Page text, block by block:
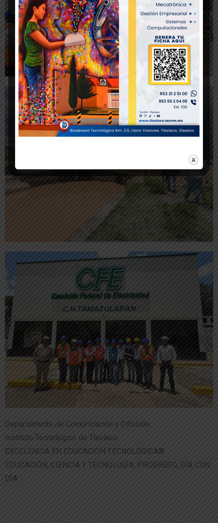
Departamento de Comunicación y Difusión.
Instituto Tecnológico de Tlaxiaco
EXCELENCIA EN EDUCACIÓN TECNOLÓGICA®
EDUCACIÓN, CIENCIA Y TECNOLOGÍA, PROGRESO, DÍA CON
DÍA